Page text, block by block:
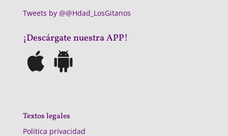
Tweets by @@Hdad_LosGitanos
¡Descárgate nuestra APP!
Textos legales
Politica privacidad